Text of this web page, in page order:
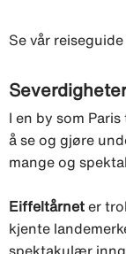
Se vår
Severdigheter
I en by som
å se og gjøre
mange og
Eiffeltårnet er
kjente
spektakulær